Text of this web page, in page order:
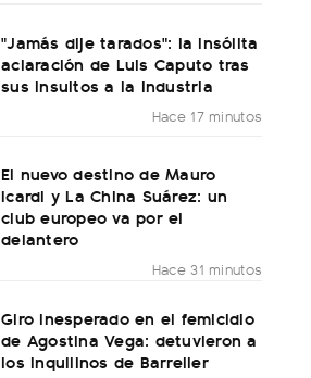
"Jamás dije tarados": la insólita
aclaración de Luis Caputo tras
sus insultos a la industria
Hace 17 minutos
El nuevo destino de Mauro
Icardi y La China Suárez: un
club europeo va por el
delantero
Hace 31 minutos
Giro inesperado en el femicidio
de Agostina Vega: detuvieron a
los inquilinos de Barrelier